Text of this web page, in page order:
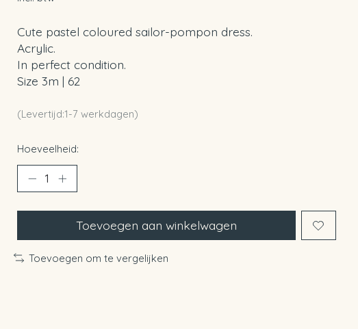
Cute pastel coloured sailor-pompon dress.
Acrylic.
In perfect condition.
Size 3m | 62
(Levertijd:1-7 werkdagen)
Hoeveelheid:
Toevoegen aan winkelwagen
Toevoegen om te vergelijken